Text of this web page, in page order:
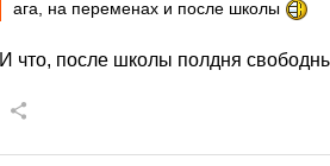
ага, на переменах и после школы
И что, после школы полдня